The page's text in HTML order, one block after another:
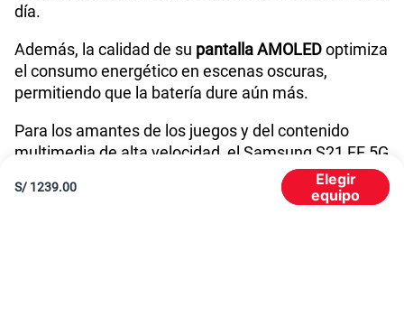
día.
Además, la calidad de su pantalla AMOLEDoptimiza
el consumo energético en escenas oscuras,
permitiendo que la batería dure aún más.
Para los amantes de los juegos y del contenido
multimedia de alta velocidad, el Samsung S21 FE 5G
viene equipado con una de las pantallas más
rápidas del mercado.
S/ 1239.00
Elegir
equipo